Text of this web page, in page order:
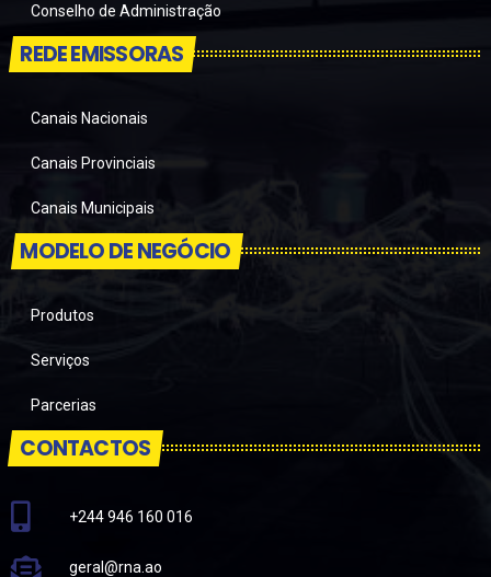
Conselho de Administração
REDE EMISSORAS
Canais Nacionais
Canais Provinciais
Canais Municipais
MODELO DE NEGÓCIO
Produtos
Serviços
Parcerias
CONTACTOS
+244 946 160 016
geral@rna.ao